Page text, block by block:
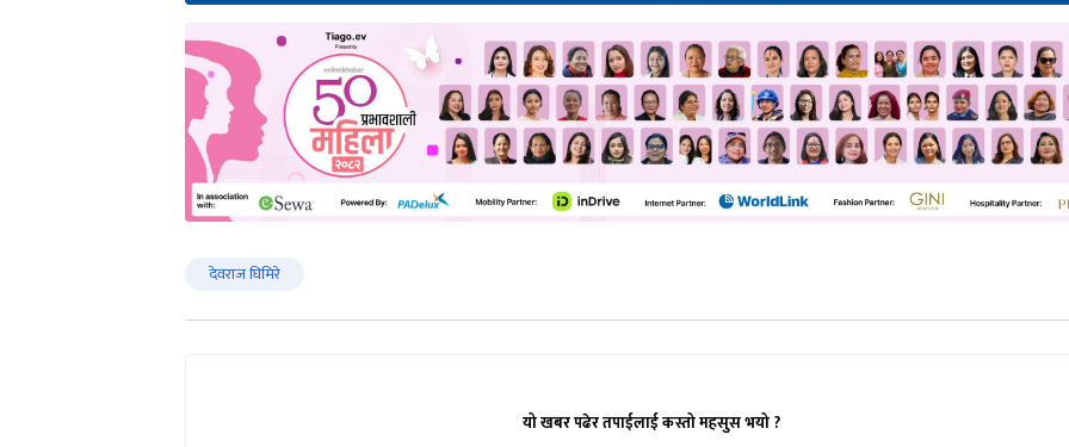
देवराज घिमिरे
यो खबर पढेर तपाईलाई कस्तो महसुस भयो ?